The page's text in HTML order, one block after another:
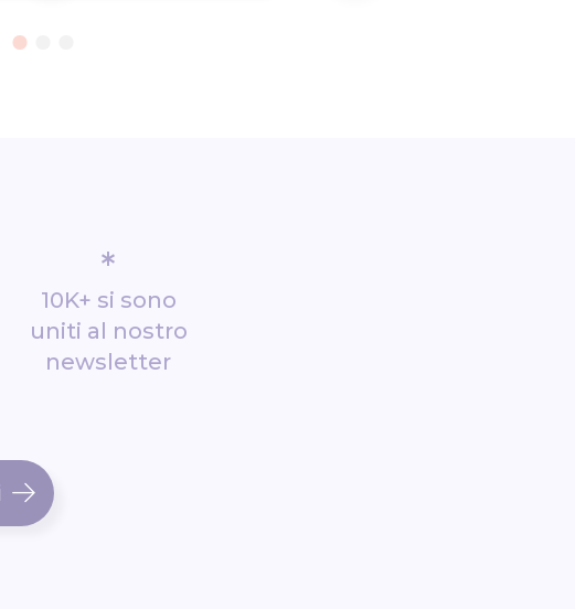
*
10K+ si sono
uniti al nostro
newsletter